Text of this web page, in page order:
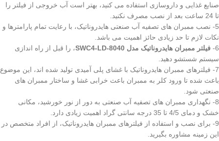
صنایع غذایی و داروسازی استفاده می کنید، بهتر است آب خروجی از فیلتر را
تا 24 ساعت بعد از نصب مصرف نکنید.
5- نصب ممبران های تصفیه آب صنعتی هایدروناتیک، با رعایت تمام پارامترها و
نکات لازم تا حد زیادی حائز اهمیت می باشد.
6- فیلتر ممبران هایدروناتیک مدل SWC4-LD-8040
، را قبل از راه اندازی
سیستم شستشو دهید.
7- فیلترهای ممبران هایدروناتیک با غشای پلی آمیدی تولید شده اند، این موضوع
باعث شده تا ورود کلر به ممبران باعث خرابی غشا و ساختار ممبران های
صنعتی شود.
8- نگهداری ممبران های تصفیه آب صنعتی به دور از نور خورشید، مکانی
خشک و دمای 4/5 تا 35 درجه سانتی گراد اهمیت زیادی دارد.
9- برای نصب و استفاده از فیلترهای ممبران هایدروناتیک، از افراد متخصص در
این زمینه مشاوره بگیرید.